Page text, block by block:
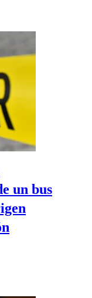
un bus